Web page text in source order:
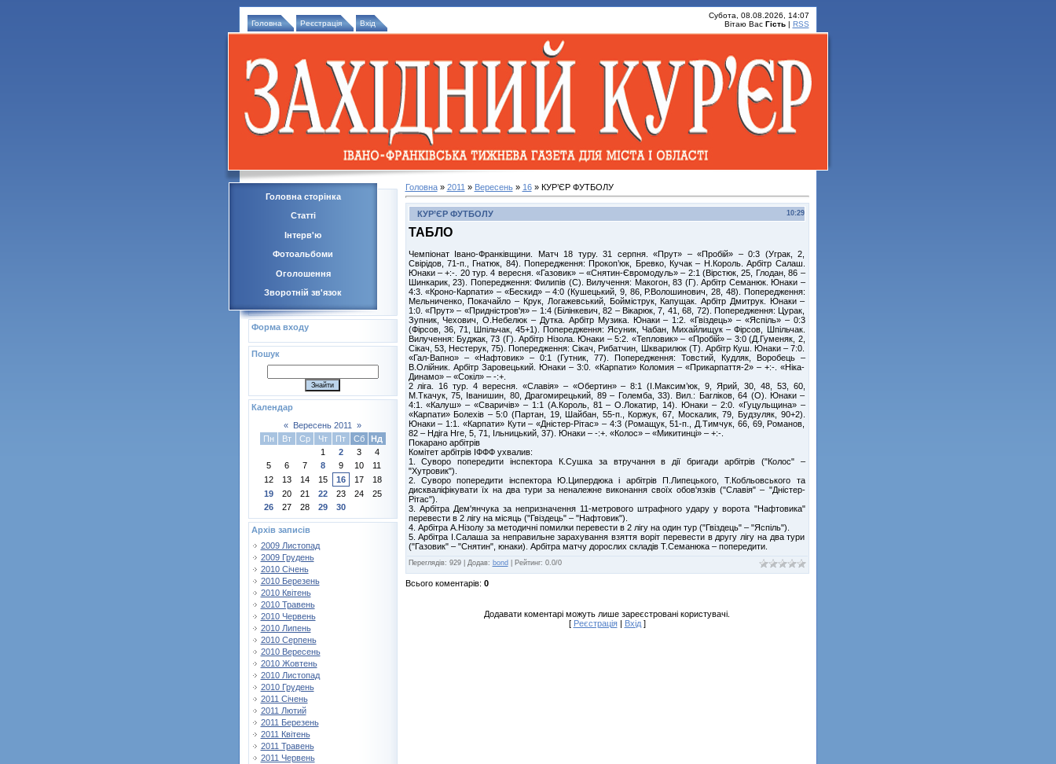
Головна Реєстрація Вхід
Субота, 08.08.2026, 14:07
Вітаю Вас Гість| RSS
Головна сторінка
Статті
Інтерв'ю
Фотоальбоми
Оголошення
Зворотній зв'язок
Форма входу
Пошук
Календар
« Вересень 2011
»
Пн
Вт Ср Чт Пт Сб
Нд
1
2 3
4
5
6 7 8 9 10
11
12
13 14 15 16 17
18
19
20 21 22 23 24
25
26
27 28 29 30
Архів записів
2009 Листопад
2009 Грудень
2010 Січень
2010 Березень
2010 Квітень
2010 Травень
2010 Червень
2010 Липень
2010 Серпень
2010 Вересень
2010 Жовтень
2010 Листопад
2010 Грудень
2011 Січень
2011 Лютий
2011 Березень
2011 Квітень
2011 Травень
2011 Червень
Головна» 2011 » Вересень » 16» КУР’ЄР ФУТБОЛУ
10:29
КУР’ЄР ФУТБОЛУ
ТАБЛО
Чемпіонат Івано-Франківщини. Матч 18 туру. 31 серпня. «Прут» – «Пробій» – 0:3 (Уграк, 2,
Свірідов, 71-п., Гнатюк, 84). Попередження: Прокоп’юк, Бревко, Кучак – Н.Король. Арбітр Салаш.
Юнаки – +:-. 20 тур. 4 вересня. «Газовик» – «Снятин-Євромодуль» – 2:1 (Вірстюк, 25, Глодан, 86 –
Шинкарик, 23). Попередження: Филипів (С). Вилучення: Макогон, 83 (Г). Арбітр Семанюк. Юнаки –
4:3. «Кроно-Карпати» – «Бескид» – 4:0 (Кушецький, 9, 86, Р.Волошинович, 28, 48). Попередження:
Мельниченко, Покачайло – Крук, Логажевський, Бойміструк, Капущак. Арбітр Дмитрук. Юнаки –
1:0. «Прут» – «Придністров'я» – 1:4 (Білінкевич, 82 – Вікарюк, 7, 41, 68, 72). Попередження: Цурак,
Зупник, Чехович, О.Небелюк – Дутка. Арбітр Музика. Юнаки – 1:2. «Гвіздець» – «Яспіль» – 0:3
(Фірсов, 36, 71, Шпільчак, 45+1). Попередження: Ясуник, Чабан, Михайлищук – Фірсов, Шпільчак.
Вилучення: Буджак, 73 (Г). Арбітр Нізола. Юнаки – 5:2. «Тепловик» – «Пробій» – 3:0 (Д.Гуменяк, 2,
Сікач, 53, Нестерук, 75). Попередження: Сікач, Рибатчин, Шкварилюк (Т). Арбітр Куш. Юнаки – 7:0.
«Гал-Вапно» – «Нафтовик» – 0:1 (Гутник, 77). Попередження: Товстий, Кудляк, Воробець –
В.Олійник. Арбітр Заровецький. Юнаки – 3:0. «Карпати» Коломия – «Прикарпаття-2» – +:-. «Ніка-
Динамо» – «Сокіл» – -:+.
2 ліга. 16 тур. 4 вересня. «Славія» – «Обертин» – 8:1 (І.Максим’юк, 9, Ярий, 30, 48, 53, 60,
М.Ткачук, 75, Іванишин, 80, Драгомирецький, 89 – Големба, 33). Вил.: Багліков, 64 (О). Юнаки –
4:1. «Калуш» – «Сваричів» – 1:1 (А.Король, 81 – О.Локатир, 14). Юнаки – 2:0. «Гуцульщина» –
«Карпати» Болехів – 5:0 (Партан, 19, Шайбан, 55-п., Коржук, 67, Москалик, 79, Будзуляк, 90+2).
Юнаки – 1:1. «Карпати» Кути – «Дністер-Рітас» – 4:3 (Ромащук, 51-п., Д.Тимчук, 66, 69, Романов,
82 – Ндіга Нге, 5, 71, Ільницький, 37). Юнаки – -:+. «Колос» – «Микитинці» – +:-.
Покарано арбітрів
Комітет арбітрів ІФФФ ухвалив:
1. Суворо попередити інспектора К.Сушка за втручання в дії бригади арбітрів ("Колос" –
"Хутровик").
2. Суворо попередити інспектора Ю.Ципердюка і арбітрів П.Липецького, Т.Кобльовського та
дискваліфікувати їх на два тури за неналежне виконання своїх обов'язків ("Славія" – "Дністер-
Рітас").
3. Арбітра Дем'янчука за непризначення 11-метрового штрафного удару у ворота "Нафтовика"
перевести в 2 лігу на місяць ("Гвіздець" – "Нафтовик").
4. Арбітра А.Нізолу за методичні помилки перевести в 2 лігу на один тур ("Гвіздець" – "Яспіль").
5. Арбітра І.Салаша за неправильне зарахування взяття воріт перевести в другу лігу на два тури
("Газовик" – "Снятин", юнаки). Арбітра матчу дорослих складів Т.Семанюка – попередити.
Переглядів: 929| Додав: bond Рейтинг: 0.0/0
Всього коментарів: 0
Додавати коментарі можуть лише зареєстровані користувачі.
[ Реєстрація| Вхід]